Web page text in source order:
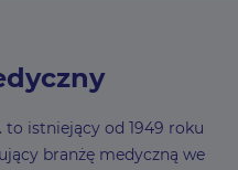
to istniejący od 1949 roku
branżę medyczną we